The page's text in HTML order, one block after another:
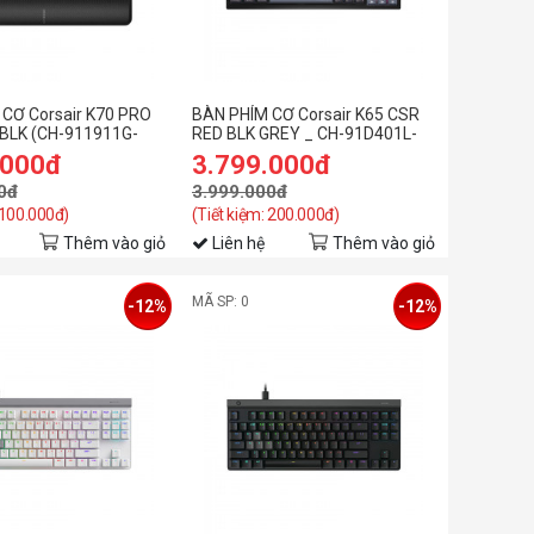
Corsair K70 PRO
(CH-911911G-
Thêm vào giỏ
BÀN PHÍM CƠ Corsair K65 CSR
RED BLK GREY _ CH-91D401L-
NA
3.799.000đ
3.999.000đ
(Tiết kiệm: 200.000đ)
Liên hệ Thêm vào giỏ
-12% MÃ SP: 0 -12%